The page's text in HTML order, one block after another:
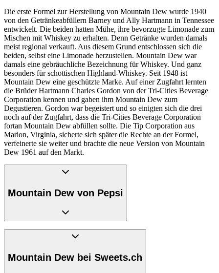
Die erste Formel zur Herstellung von Mountain Dew wurde 1940
von den Getränkeabfüllern Barney und Ally Hartmann in Tennessee
entwickelt. Die beiden hatten Mühe, ihre bevorzugte Limonade zum
Mischen mit Whiskey zu erhalten. Denn Getränke wurden damals
meist regional verkauft. Aus diesem Grund entschlossen sich die
beiden, selbst eine Limonade herzustellen. Mountain Dew war
damals eine gebräuchliche Bezeichnung für Whiskey. Und ganz
besonders für schottischen Highland-Whiskey. Seit 1948 ist
Mountain Dew eine geschützte Marke. Auf einer Zugfahrt lernten
die Brüder Hartmann Charles Gordon von der Tri-Cities Beverage
Corporation kennen und gaben ihm Mountain Dew zum
Degustieren. Gordon war begeistert und so einigten sich die drei
noch auf der Zugfahrt, dass die Tri-Cities Beverage Corporation
fortan Mountain Dew abfüllen sollte. Die Tip Corporation aus
Marion, Virginia, sicherte sich später die Rechte an der Formel,
verfeinerte sie weiter und brachte die neue Version von Mountain
Dew 1961 auf den Markt.
Mountain Dew von Pepsi
1964 erwarb PepsiCo die Marken- und Produktionsrechte und
und naturverbundene Menschen anzusprechen. 1996 wandte
Mountain Dew bei Sweets.ch